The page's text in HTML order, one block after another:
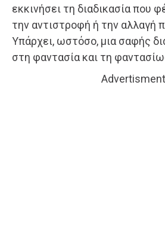
εκκινήσει τη διαδικασία που
την αντιστροφή ή την αλλαγή
Υπάρχει, ωστόσο, μια σαφής
στη φαντασία και τη
Advertisment